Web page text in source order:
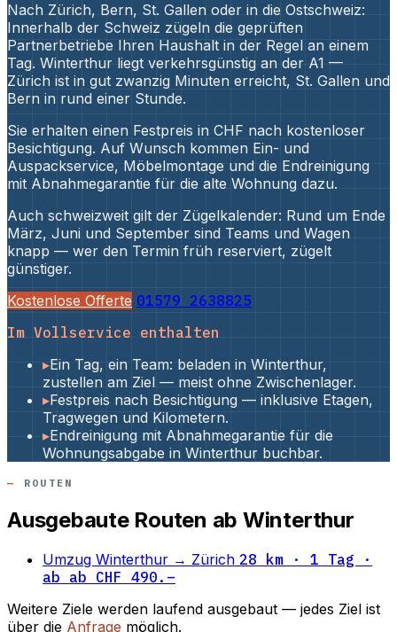
Nach Zürich, Bern, St. Gallen oder in die Ostschweiz:
Innerhalb der Schweiz zügeln die geprüften
Partnerbetriebe Ihren Haushalt in der Regel an einem
Tag. Winterthur liegt verkehrsgünstig an der A1 —
Zürich ist in gut zwanzig Minuten erreicht, St. Gallen und
Bern in rund einer Stunde.
Sie erhalten einen Festpreis in CHF nach kostenloser
Besichtigung. Auf Wunsch kommen Ein- und
Auspackservice, Möbelmontage und die Endreinigung
mit Abnahmegarantie für die alte Wohnung dazu.
Auch schweizweit gilt der Zügelkalender: Rund um Ende
März, Juni und September sind Teams und Wagen
knapp — wer den Termin früh reserviert, zügelt
günstiger.
Kostenlose Offerte 01579 2638825
Im Vollservice enthalten
▸Ein Tag, ein Team: beladen in Winterthur,
zustellen am Ziel — meist ohne Zwischenlager.
▸Festpreis nach Besichtigung — inklusive Etagen,
Tragwegen und Kilometern.
▸Endreinigung mit Abnahmegarantie für die
Wohnungsabgabe in Winterthur buchbar.
ROUTEN
Ausgebaute Routen ab Winterthur
Umzug Winterthur → Zürich 28 km · 1 Tag ·
ab ab CHF 490.–
Weitere Ziele werden laufend ausgebaut — jedes Ziel ist
über die Anfrage möglich.